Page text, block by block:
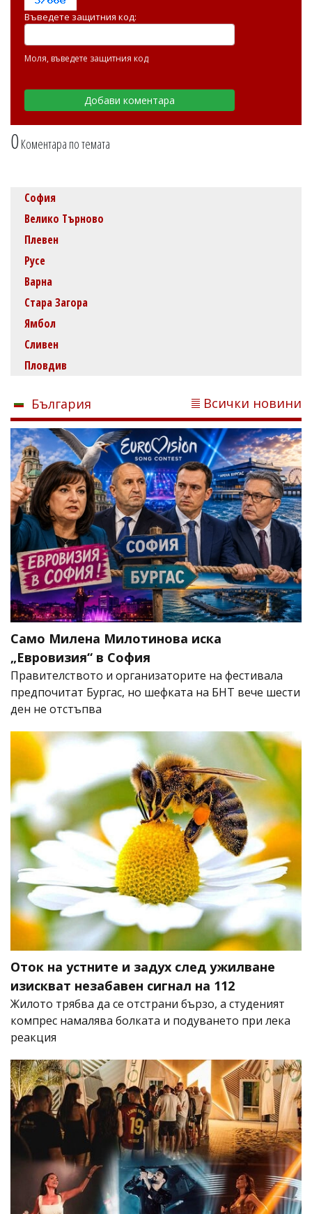
0Коментара по темата
Въведете защитния код:
Моля, въведете защитния код
София
Велико Търново
Плевен
Русе
Варна
Стара Загора
Ямбол
Сливен
Пловдив
България Всички новини
Само Милена Милотинова иска
„Евровизия“ в София
Правителството и организаторите на фестивала
предпочитат Бургас, но шефката на БНТ вече шести
ден не отстъпва
Оток на устните и задух след ужилване
изискват незабавен сигнал на 112
Жилото трябва да се отстрани бързо, а студеният
компрес намалява болката и подуването при лека
реакция